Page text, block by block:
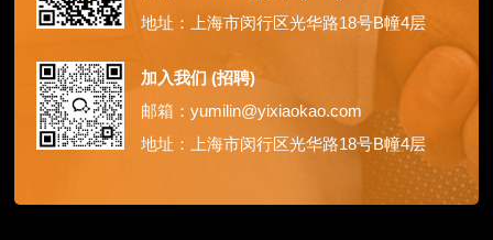
地址：上海市闵行区光华路18号B幢4层
加入我们 (招聘)
邮箱：yumilin@yixiaokao.com
地址：上海市闵行区光华路18号B幢4层